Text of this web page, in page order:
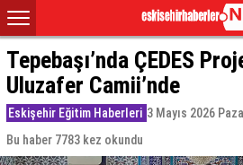
Tepebaşı’nda ÇEDES
Uluzafer Camii’nde
Eskişehir Eğitim Haberleri 3 Mayıs 2026
Bu haber 7783 kez okundu